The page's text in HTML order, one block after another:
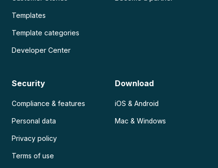
Templates
Template categories
Developer Center
Security
Compliance & features
Personal data
Privacy policy
Terms of use
Download
iOS & Android
Mac & Windows